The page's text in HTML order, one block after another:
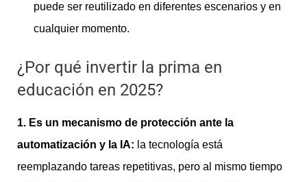
puede ser reutilizado en diferentes escenarios y en
cualquier momento.
¿Por qué invertir la prima en
educación en 2025?
1. Es un mecanismo de protección ante la
automatización y la IA: la tecnología está
reemplazando tareas repetitivas, pero al mismo tiempo